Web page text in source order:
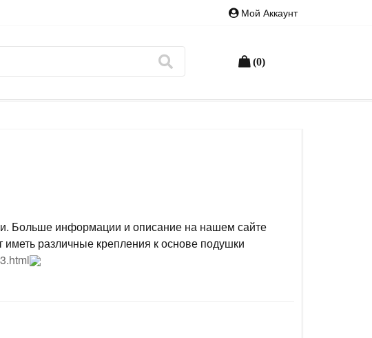
Мой Аккаунт
(0)
Больше информации и описание на нашем сайте
различные крепления к основе подушки